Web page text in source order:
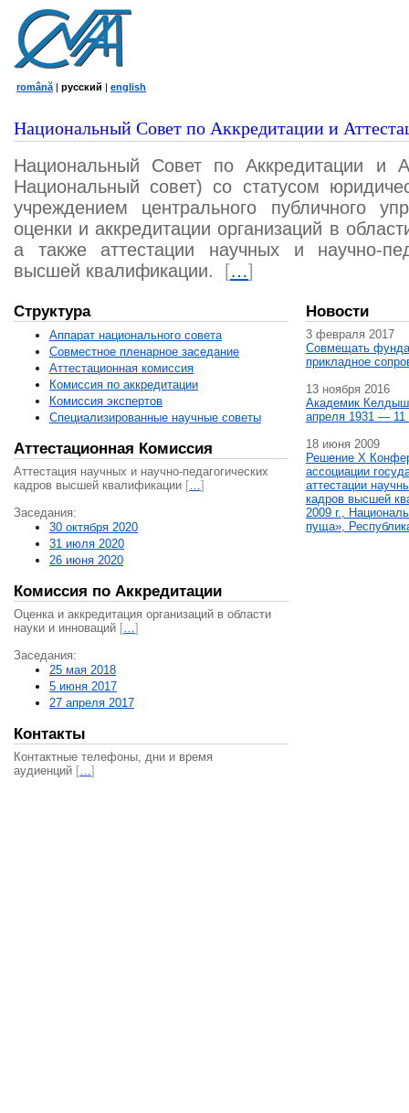
română | русский | english
Национальный Совет по Аккредитации и
Национальный Совет по Аккредитации и
Национальный совет) со статусом
учреждением центрального публичного
оценки и аккредитации организаций в
а также аттестации научных и научно-
высшей квалификации.
[…]
Структура
Аппарат национального совета
Совместное пленарное заседание
Аттестационная комисcия
Комиссия по аккредитации
Комиссия экспертов
Специализированные научные советы
Аттестационная Комиссия
Аттестация научных и научно-педагогических
кадров высшей квалификации […]
Заседания:
30 октября 2020
31 июля 2020
26 июня 2020
Комиссия по Аккредитации
Оценка и аккредитация организаций в области
науки и инноваций […]
Заседания:
25 мая 2018
5 июня 2017
27 апреля 2017
Контакты
Контактные телефоны, дни и время
аудиенций […]
Новости
3 февраля 2017
Совмещать
прикладное
13 ноября 2016
Академик
апреля 1931 — 11
18 июня 2009
Решение X
ассоциации
аттестации
кадров высшей
2009 г.,
пуща»,